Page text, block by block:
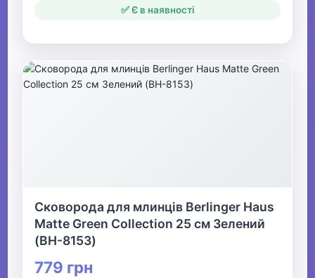
✅ Є в наявності
Сковорода для млинців Berlinger Haus
Matte Green Collection 25 см Зелений
(BH-8153)
779 грн